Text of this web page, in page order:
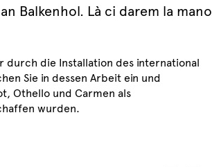
Balkenhol. Là ci darem la mano
durch die Installation des international
Sie in dessen Arbeit ein und
Othello und Carmen als
wurden.